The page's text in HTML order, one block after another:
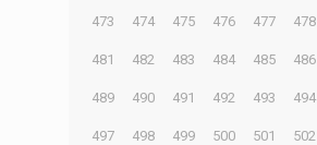
473 474 475 476 477 478
481 482 483 484 485 486
489 490 491 492 493 494
497 498 499 500 501 502